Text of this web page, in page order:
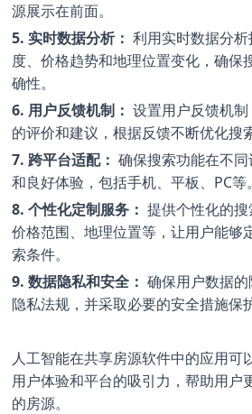
源展示在前面。
5. 实时数据分析： 利用实时数据分
度、价格趋势和地理位置变化，确保
确性。
6. 用户反馈机制： 设置用户反馈机
的评价和建议，根据反馈不断优化搜
7. 跨平台适配： 确保搜索功能在不
和良好体验，包括手机、平板、PC等。
8. 个性化定制服务： 提供个性化的搜
价格范围、地理位置等，让用户能够
索条件。
9. 数据隐私和安全： 确保用户数据
隐私法规，并采取必要的安全措施保
人工智能在共享房源软件中的应用可
用户体验和平台的吸引力，帮助用户
的房源。